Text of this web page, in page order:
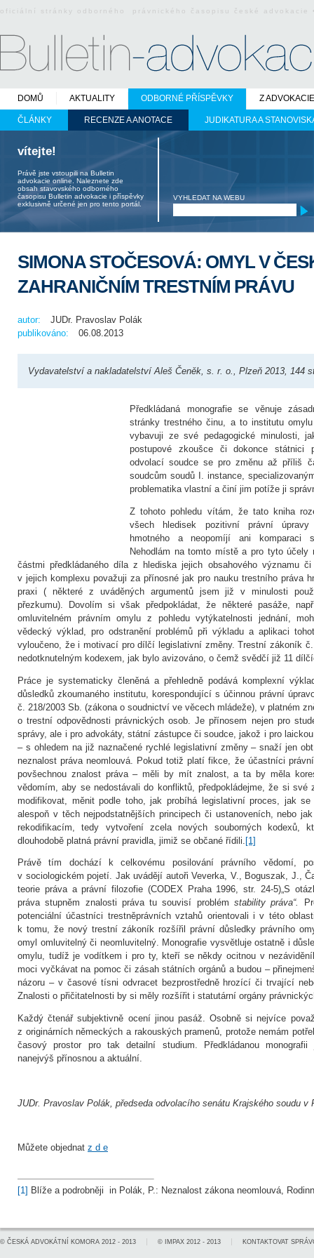
oficiální stránky odborného právnického časopisu české
DOMŮ AKTUALITY ODBORNÉ PŘÍSPĚVKY
ČLÁNKY RECENZE A ANOTACE JUDIKATURA A
Z ADVOKACIE
vítejte!
Právě jste vstoupili na Bulletin
advokacie online. Naleznete zde
obsah stavovského odborného
časopisu Bulletin advokacie i příspěvky
exklusivně určené jen pro tento portál.
VYHLEDAT NA WEBU
SIMONA STOČESOVÁ: OMYL V
ZAHRANIČNÍM TRESTNÍM PRÁVU
autor:
JUDr. Pravoslav Polák
publikováno:
06.08.2013
Vydavatelství a nakladatelství Aleš Čeněk, s. r. o., Plzeň 2013, 144
Předkládaná monografie se věnuje
stránky trestného činu, a to institutu
vybavuji ze své pedagogické minulosti,
postupové zkoušce či dokonce
odvolací soudce se pro změnu až příliš
soudcům soudů I. instance,
problematika vlastní a činí jim potíže ji
Z tohoto pohledu vítám, že tato kniha
všech hledisek pozitivní právní
hmotného a neopomíjí ani komparaci
Nehodlám na tomto místě a pro tyto účely
částmi předkládaného díla z hlediska jejich obsahového významu
v jejich komplexu považuji za přínosné jak pro nauku trestního práva
praxi ( některé z uváděných argumentů jsem již v minulosti
přezkumu). Dovolím si však předpokládat, že některé pasáže,
omluvitelném právním omylu z pohledu vytýkatelnosti jednání,
vědecký výklad, pro odstranění problémů při výkladu a aplikaci
vyloučeno, že i motivací pro dílčí legislativní změny. Trestní zákoník
nedotknutelným kodexem, jak bylo avizováno, o čemž svědčí již 11
Práce je systematicky členěná a přehledně podává komplexní
důsledků zkoumaného institutu, korespondující s účinnou právní
č. 218/2003 Sb. (zákona o soudnictví ve věcech mládeže), v platném
o trestní odpovědnosti právnických osob. Je přínosem nejen pro
správy, ale i pro advokáty, státní zástupce či soudce, jakož i pro
– s ohledem na již naznačené rychlé legislativní změny – snaží jen
neznalost práva neomlouvá. Pokud totiž platí fikce, že účastníci
povšechnou znalost práva – měli by mít znalost, a ta by měla
vědomím, aby se nedostávali do konfliktů, předpokládejme, že si své
modifikovat, měnit podle toho, jak probíhá legislativní proces, jak
alespoň v těch nejpodstatnějších principech či ustanoveních, nebo
rekodifikacím, tedy vytvoření zcela nových souborných kodexů,
dlouhodobě platná právní pravidla, jimiž se občané řídili. [1]
Právě tím dochází k celkovému posilování právního vědomí,
v sociologickém pojetí. Jak uvádějí autoři Veverka, V., Boguszak, J.,
teorie práva a právní filozofie (CODEX Praha 1996, str. 24-5)„S
práva stupněm znalosti práva tu souvisí problém stability práva“.
potenciální účastníci trestněprávních vztahů orientovali i v této
k tomu, že nový trestní zákoník rozšířil právní důsledky právního
omyl omluvitelný či neomluvitelný. Monografie vysvětluje ostatně i
omylu, tudíž je vodítkem i pro ty, kteří se někdy ocitnou v
moci vyčkávat na pomoc či zásah státních orgánů a budou –
názoru – v časové tísni odvracet bezprostředně hrozící či trvající
Znalosti o přičitatelnosti by si měly rozšířit i statutární orgány
Každý čtenář subjektivně ocení jinou pasáž. Osobně si nejvíce
z originárních německých a rakouských pramenů, protože nemám
časový prostor pro tak detailní studium. Předkládanou monografii
nanejvýš přínosnou a aktuální.
JUDr. Pravoslav Polák, předseda odvolacího senátu Krajského soudu v
Můžete objednat z d e
[1] Blíže a podrobněji in Polák, P.: Neznalost zákona neomlouvá,
© ČESKÁ ADVOKÁTNÍ KOMORA 2012 - 2013 © IMPAX 2012 - 2013 KONTAKTOVAT